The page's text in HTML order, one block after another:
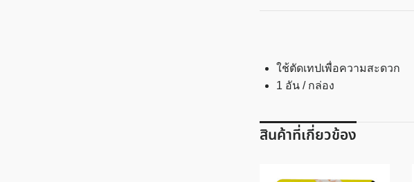
ใช้ตัดเทปเพื่อความสะดวก
1 อัน / กล่อง
สินค้าที่เกี่ยวข้อง